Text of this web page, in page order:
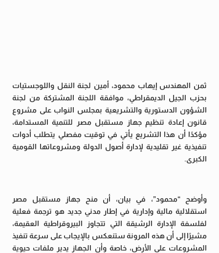
ثمن المهندس إيهاب محمود، أمين لجنة النقل واللوجستيات
بحزب الجيل الديمقراطي، موافقة اللجنة المشتركة من لجنة
الشؤون الدستورية والتشريعية بمجلس النواب على مشروع
قانون إعادة تنظيم جهاز مستقبل مصر للتنمية المستدامة،
مؤكدًا أن هذا التشريع يأتي في توقيت مفصلي يتطلب أدوات
تنفيذية غير تقليدية لإدارة أصول الدولة ومشروعاتها القومية
الكبرى.
وأوضح “محمود”، في بيان، أن منح جهاز مستقبل مصر
استقلالية مالية وإدارية في إطار مدني جديد هو ترجمة فعلية
لفلسفة الإدارة الرشيقة التي تتجاوز البيروقراطية العقيمة،
مشيرًا إلى أن هذه المرونة ستنعكس بالإيجاب على سرعة تنفيذ
المشروعات على الأرض، خاصة وأن الجهاز يدير ملفات حيوية